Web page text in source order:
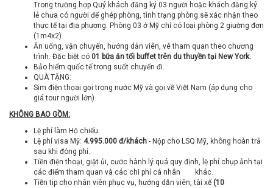
Trong trường hợp Quý khách đăng ký 03 người hoặc khách đăng ký
lẻ chưa có người để ghép phòng, tình trạng phòng sẽ xác nhận theo
thực tế tại địa phương. Phòng 03 ở Mỹ chỉ có loại phòng 2 giường đơn
(1m4x2)
Ăn uống, vận chuyển, hướng dẫn viên, vé tham quan theo chương
trình. Đặc biệt có 01 bữa ăn tối buffet trên du thuyền tại New York.
Bảo hiểm quốc tế trong suốt chuyến đi.
QUÀ TẶNG:
Sim điện thọai gọi trong nước Mỹ và gọi về Việt Nam (áp dụng cho
giá tour người lớn).
KHÔNG BAO GỒM:
Lệ phí làm Hộ chiếu.
Lệ phí visa Mỹ: 4.995.000 đ/khách - Nộp cho LSQ Mỹ, không hoàn trả
sau khi đóng phí.
Tiền điện thoại, giặt ủi, cước hành lý quá quy định, lệ phí chụp ảnh tại
các điểm tham quan và các chi phí cá nhân khác.
Tiền tip cho nhân viên phục vụ, hướng dẫn viên, tài xế (10